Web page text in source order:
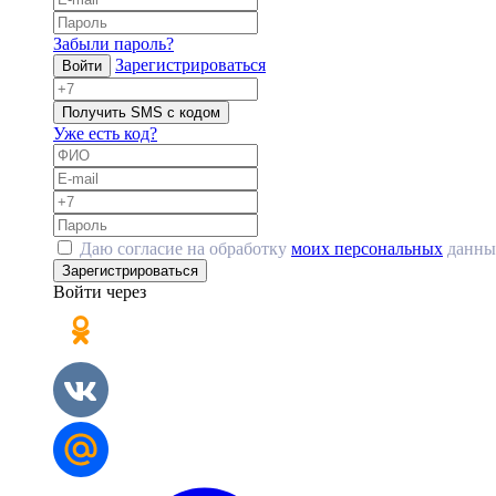
Забыли пароль?
Войти Зарегистрироваться
Получить SMS с кодом
Уже есть код?
Даю согласие на обработку моих персональных
Зарегистрироваться
Войти через